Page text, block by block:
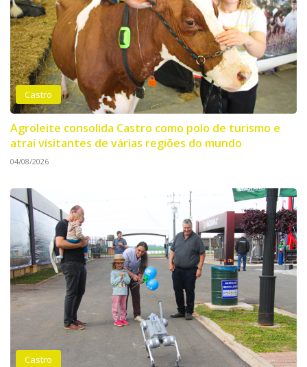
Castro
Agroleite consolida Castro como polo de turismo e
atrai visitantes de várias regiões do mundo
04/08/2026
Castro